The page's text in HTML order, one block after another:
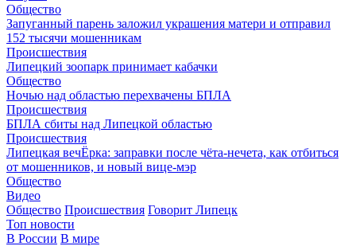
Общество
Запуганный парень заложил украшения матери и отправил
152 тысячи мошенникам
Происшествия
Липецкий зоопарк принимает кабачки
Общество
Ночью над областью перехвачены БПЛА
Происшествия
БПЛА сбиты над Липецкой областью
Происшествия
Липецкая вечЁрка: заправки после чёта-нечета, как отбиться
от мошенников, и новый вице-мэр
Общество
Видео
Общество Происшествия Говорит Липецк
Топ новости
В России В мире